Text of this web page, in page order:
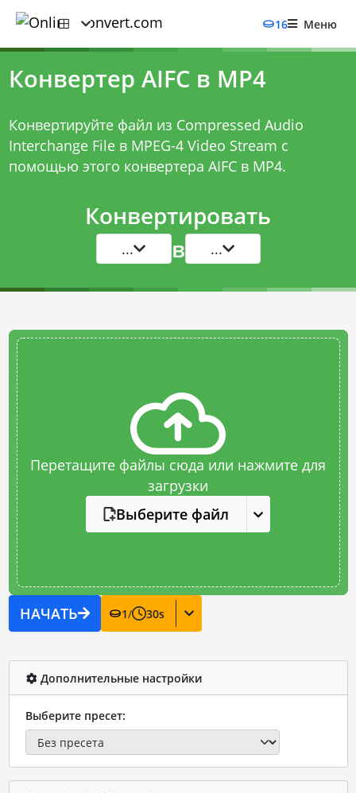
16 Меню
Конвертер AIFC в MP4
Конвертируйте файл из Compressed Audio
Interchange File в MPEG-4 Video Stream с
помощью этого конвертера AIFC в MP4.
Конвертировать
... в ...
Перетащите файлы сюда или нажмите для
загрузки
Выберите файл
НАЧАТЬ 1/ 30s
Дополнительные настройки
Выберите пресет: